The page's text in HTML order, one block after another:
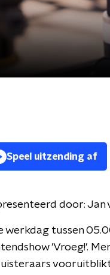
Speel uitzending af
door: Jan
werkdag tussen
'Vroeg!'.